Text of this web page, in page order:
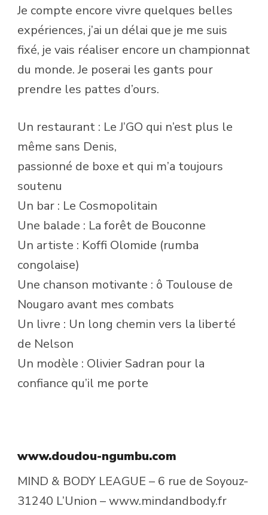
Je compte encore vivre quelques belles
expériences, j’ai un délai que je me suis
fixé, je vais réaliser encore un championnat
du monde. Je poserai les gants pour
prendre les pattes d’ours.
Un restaurant : Le J’GO qui n’est plus le
même sans Denis,
passionné de boxe et qui m’a toujours
soutenu
Un bar : Le Cosmopolitain
Une balade : La forêt de Bouconne
Un artiste : Koffi Olomide (rumba
congolaise)
Une chanson motivante : ô Toulouse de
Nougaro avant mes combats
Un livre : Un long chemin vers la liberté
de Nelson
Un modèle : Olivier Sadran pour la
confiance qu’il me porte
www.doudou-ngumbu.com
MIND & BODY LEAGUE – 6 rue de Soyouz-
31240 L’Union – www.mindandbody.fr